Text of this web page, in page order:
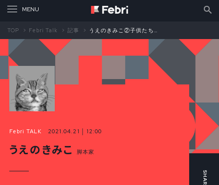
TOP Febri Talk 記事 うえのきみこ②子供たちだけで見に行った『ドラえもん のび太の魔界大冒険』
Febri TALK 2021.04.21 │ 12:00
うえのきみこ 脚本家